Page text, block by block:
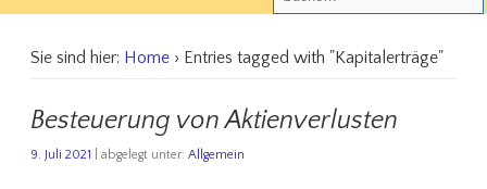
Sie sind hier: Home› Entries tagged with "Kapitalerträge"
Besteuerung von Aktienverlusten
9. Juli 2021 | abgelegt unter: Allgemein